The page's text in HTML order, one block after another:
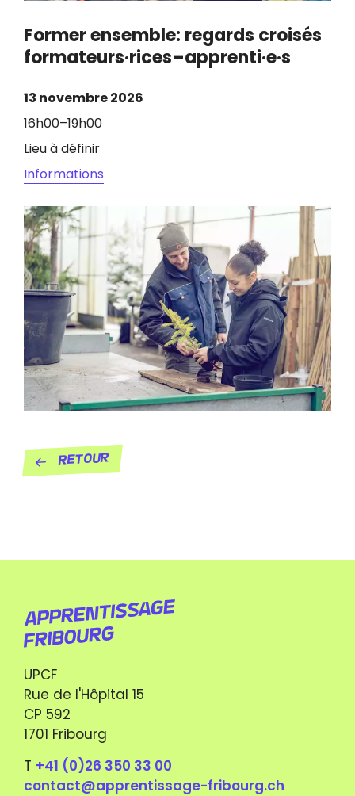
Former ensemble: regards croisés
formateurs·rices–apprenti·e·s
13 novembre 2026
16h00–19h00
Lieu à définir
Informations
Image
Retour
UPCF
Rue de l'Hôpital 15
CP 592
1701 Fribourg
T +41 (0)26 350 33 00
contact@apprentissage-fribourg.ch